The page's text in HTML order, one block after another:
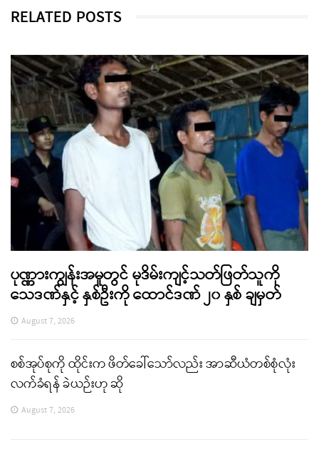
RELATED POSTS
ပုဏ္ဏားကျွန်းအမှုတွင် မုဒိမ်းကျင့်သတ်ဖြတ်သူကို
သေဒဏ်နှင့် နှစ်ဦးကို ထောင်ဒဏ် ၂၀ နှစ် ချမှတ်
August 7, 2026
စစ်အုပ်စုကို ထိုင်းက ဖိတ်ခေါ်သော်လည်း အာဆီယံတစ်စုံလုံး
လက်ခံရန် ခဲယဉ်းဟု ဆို
August 7, 2026